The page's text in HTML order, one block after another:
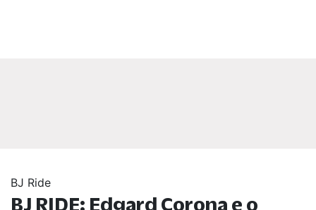
BJ Ride
BJ RIDE: Edgard Corona e o